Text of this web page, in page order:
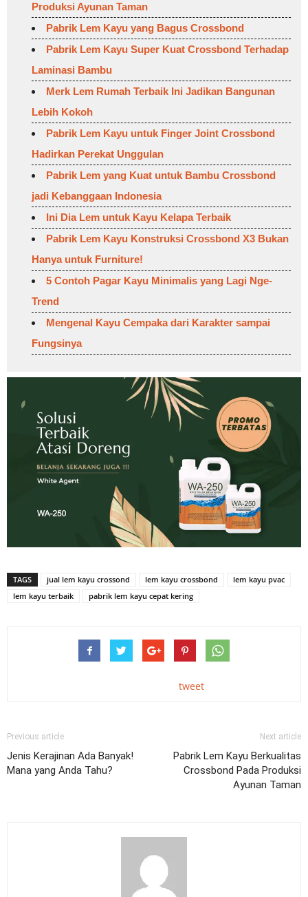
Produksi Ayunan Taman
Pabrik Lem Kayu yang Bagus Crossbond
Pabrik Lem Kayu Super Kuat Crossbond Terhadap
Laminasi Bambu
Merk Lem Rumah Terbaik Ini Jadikan Bangunan
Lebih Kokoh
Pabrik Lem Kayu untuk Finger Joint Crossbond
Hadirkan Perekat Unggulan
Pabrik Lem yang Kuat untuk Bambu Crossbond
jadi Kebanggaan Indonesia
Ini Dia Lem untuk Kayu Kelapa Terbaik
Pabrik Lem Kayu Konstruksi Crossbond X3 Bukan
Hanya untuk Furniture!
5 Contoh Pagar Kayu Minimalis yang Lagi Nge-
Trend
Mengenal Kayu Cempaka dari Karakter sampai
Fungsinya
TAGS jual lem kayu crossond lem kayu crossbond
lem kayu pvac
lem kayu terbaik
pabrik lem kayu cepat kering
tweet
Previous article
Jenis Kerajinan Ada Banyak!
Mana yang Anda Tahu?
Next article
Pabrik Lem Kayu Berkualitas
Crossbond Pada Produksi
Ayunan Taman